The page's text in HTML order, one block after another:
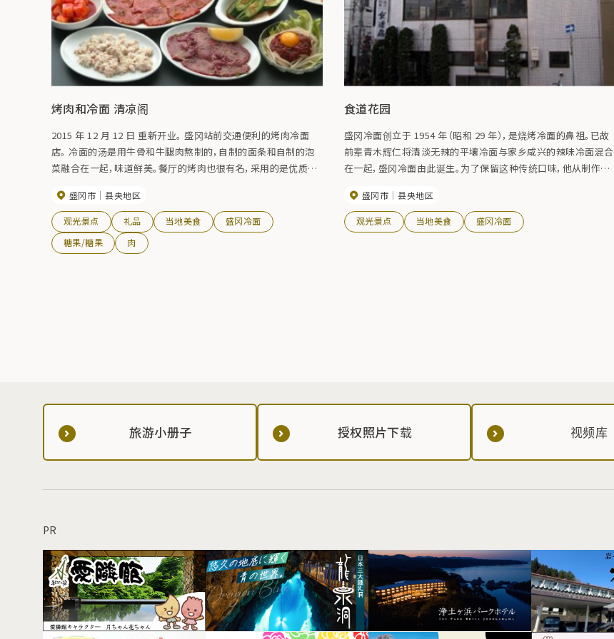
烤肉和冷面 清凉阁
2015 年 12 月 12 日 重新开业。 盛冈站前交通便利的烤肉冷面
店。 冷面的汤是用牛骨和牛腿肉熬制的，自制的面条和自制的泡
菜融合在一起，味道鲜美。餐厅的烤肉也很有名，采用的是优质日
盛冈市 县央地区
观光景点 礼品 当地美食
盛冈冷面
糖果/糖果
肉
食道花园
盛冈冷面创立于 1954 年（昭和 29 年），是烧烤冷面的鼻祖。已故
前辈青木辉仁将清淡无辣的平壤冷面与家乡咸兴的辣味冷面混合
在一起，盛冈冷面由此诞生。为了保留这种传统口味，他从制作开
的浓汤，配上独特的面条，味道十分鲜美。
盛冈市 县央地区
观光景点 当地美食 盛冈冷面
旅游小册子 授权照片下载 视频库
PR